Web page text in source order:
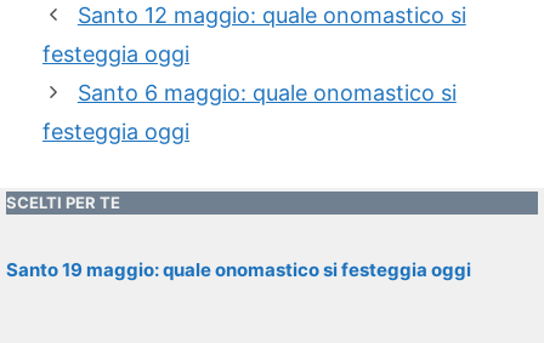
Santo 12 maggio: quale onomastico si
festeggia oggi
Santo 6 maggio: quale onomastico si
festeggia oggi
SCELTI PER TE
Santo 19 maggio: quale onomastico si festeggia oggi